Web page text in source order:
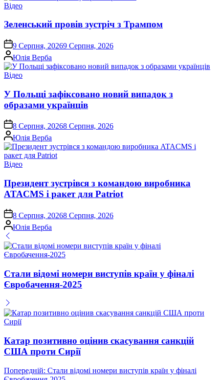
Опублікувати
Відео
Зеленський провів зустріч з Трампом
on9 Серпня, 20269 Серпня, 2026
Опубліковано
Юлія Верба
Опублікувати
Відео
У Польщі зафіксовано новий випадок з
образами українців
on8 Серпня, 20268 Серпня, 2026
Опубліковано
Юлія Верба
Опублікувати
Відео
Президент зустрівся з командою виробника
ATACMS і ракет для Patriot
on8 Серпня, 20268 Серпня, 2026
Опубліковано
Юлія Верба
Стали відомі номери виступів країн у фіналі
Євробачення-2025
Катар позитивно оцінив скасування санкцій
США проти Сирії
Навігація
Попередній: Стали відомі номери виступів країн у фіналі